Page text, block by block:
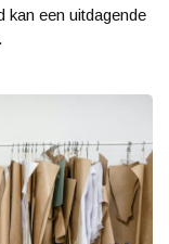
kan een uitdagende